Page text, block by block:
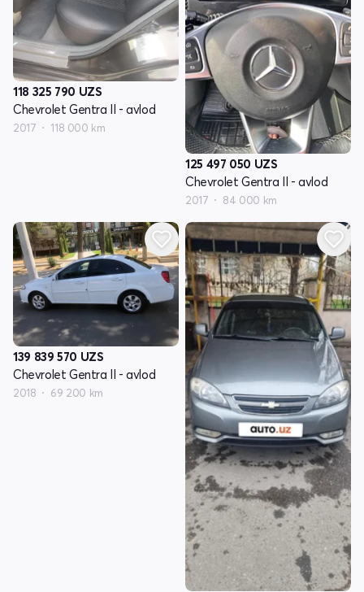
118 325 790 UZS
Chevrolet Gentra II - avlod
2017 118 000 km
125 497 050 UZS
Chevrolet Gentra II - avlod
2017 84 000 km
139 839 570 UZS
Chevrolet Gentra II - avlod
2018 69 200 km